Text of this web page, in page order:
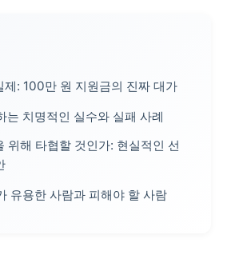
제: 100만 원 지원금의 진짜 대가
는 치명적인 실수와 실패 사례
위해 타협할 것인가: 현실적인 선
유용한 사람과 피해야 할 사람